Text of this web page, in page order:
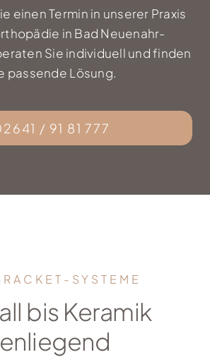
einen Termin in unserer Praxis
in Bad Neuenahr-
Sie individuell und finden
passende Lösung.
/ 91 81 777
SYSTEME
bis Keramik